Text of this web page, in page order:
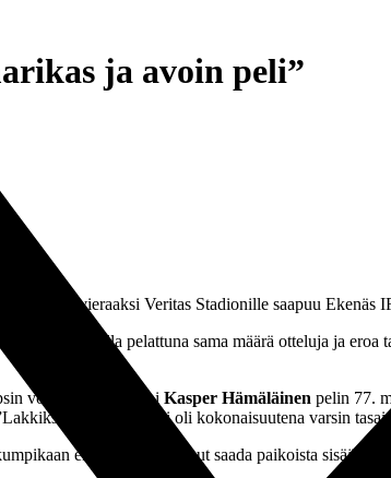
ja avoin peli”
vieraaksi Veritas Stadionille saapuu Ekenäs
molemmilla pelattuna sama määrä otteluja ja
voittomaalin laukoi Kasper Hämäläinen pelin 77.
mukaan peli oli kokonaisuutena varsin
ei oikein meinannut saada paikoista sisään.